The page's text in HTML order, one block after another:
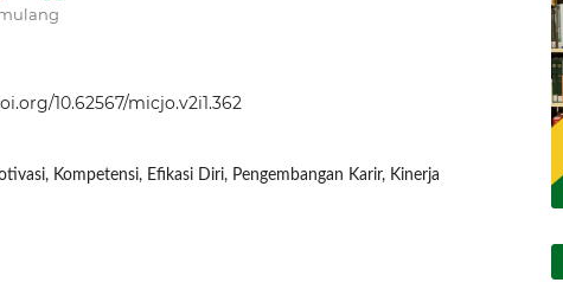
10.62567/micjo.v2i1.362
Kompetensi, Efikasi Diri, Pengembangan Karir, Kinerja